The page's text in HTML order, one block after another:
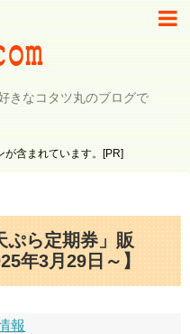
きなコタツ丸のブログで
含まれています。[PR]
ぷら定期券」販
年3月29日～】
報